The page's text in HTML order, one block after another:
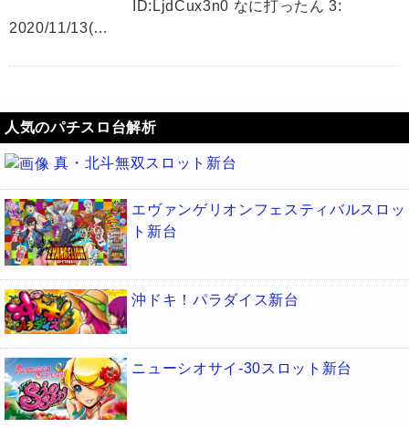
ID:LjdCux3n0 なに打ったん 3:
2020/11/13(…
人気のパチスロ台解析
真・北斗無双スロット新台
エヴァンゲリオンフェスティバルスロッ
ト新台
沖ドキ！パラダイス新台
ニューシオサイ-30スロット新台